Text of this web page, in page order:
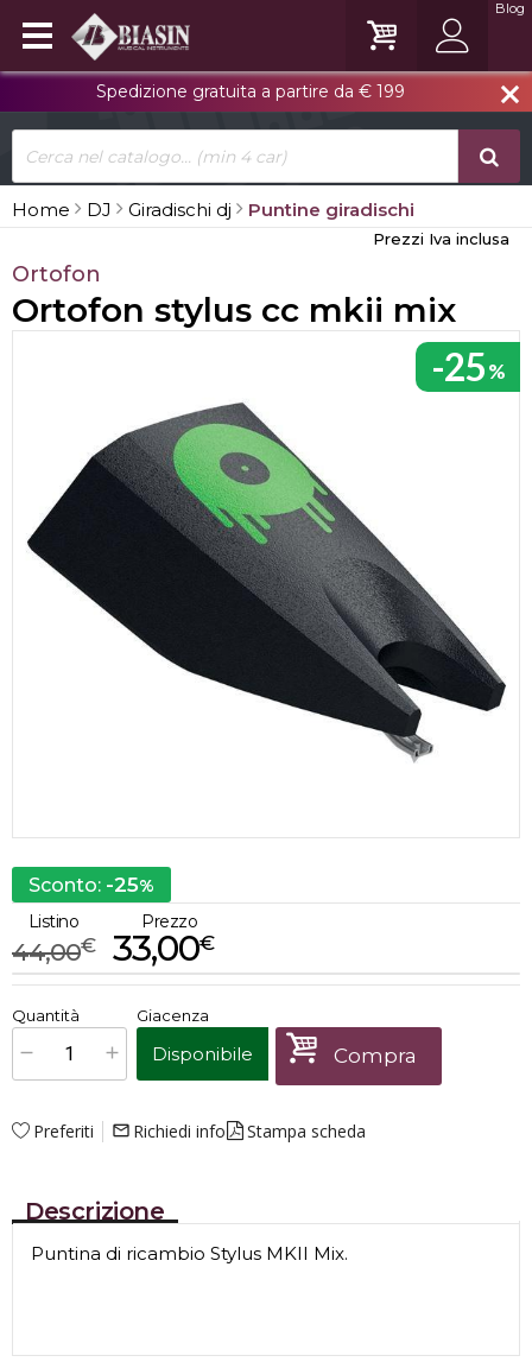
close
Spedizione gratuita a partire da € 199
Blog
Home DJ Giradischi dj Puntine giradischi
Prezzi Iva inclusa
Ortofon
Ortofon stylus cc mkii mix
-25%
Sconto: -25%
Listino
€
44,00
Prezzo
€
33,00
x1 Prezzo finale:€33,00
Quantità Giacenza
Disponibile Compra
Preferiti mail_outline Richiedi info Stampa scheda
Descrizione
Puntina di ricambio Stylus MKII Mix.